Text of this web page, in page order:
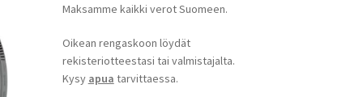
Maksamme kaikki verot Suomeen.
Oikean rengaskoon löydät
rekisteriotteestasi tai valmistajalta.
Kysy apua tarvittaessa.